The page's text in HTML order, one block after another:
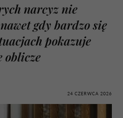
narcyz nie
gdy bardzo się
pokazuje
oblicze
24 CZERWCA 2026